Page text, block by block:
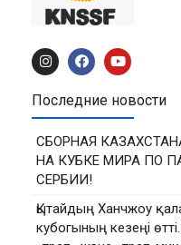
Последние новости
СБОРНАЯ
НА КУБКЕ МИРА ПО
СЕРБИИ!
Қытайдың Ханчжоу
кубогының кезеңі